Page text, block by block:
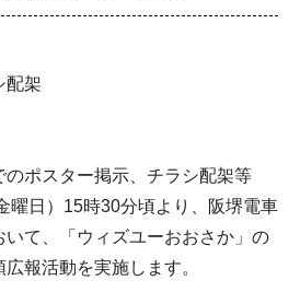
配架
のポスター掲示、チラシ配架等
曜日）15時30分頃より、阪堺電車
いて、「ウィズユーおおさか」の
報活動を実施します。